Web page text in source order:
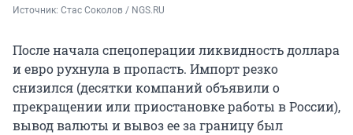
Источник: Стас Соколов / NGS.RU
После начала спецоперации ликвидность доллара
и евро рухнула в пропасть. Импорт резко
снизился (десятки компаний объявили о
прекращении или приостановке работы в России),
вывод валюты и вывоз ее за границу был